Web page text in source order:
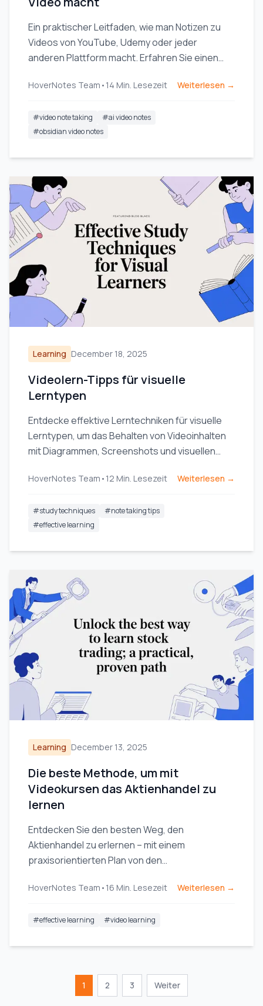
Ein praktischer Leitfaden, wie man Notizen zu
Videos von YouTube, Udemy oder jeder
anderen Plattform macht. Erfahren Sie einen
zu verbessern und das Vergessen zu stoppen.
HoverNotes Team • 14 Min. Lesezeit Weiterlesen →
#video note taking #ai video notes
#obsidian video notes
Learning December 18, 2025
Videolern-Tipps für visuelle
Lerntypen
Entdecke effektive Lerntechniken für visuelle
Lerntypen, um das Behalten von Videoinhalten
mit Diagrammen, Screenshots und visuellen
HoverNotes Team • 12 Min. Lesezeit Weiterlesen →
#study techniques #note taking tips
#effective learning
Learning December 13, 2025
Die beste Methode, um mit
Videokursen das Aktienhandel zu
lernen
Entdecken Sie den besten Weg, den
Aktienhandel zu erlernen – mit einem
praxisorientierten Plan von den
Übungen und bewährten Strategien.
HoverNotes Team • 16 Min. Lesezeit Weiterlesen →
#effective learning #video learning
1 2 3 Weiter